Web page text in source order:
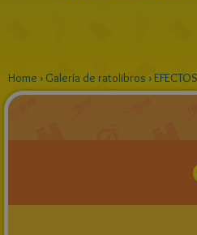
Home › Galería de ratolibros ›